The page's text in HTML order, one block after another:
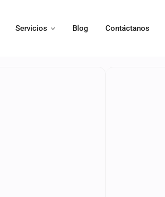
Servicios Blog Contáctanos